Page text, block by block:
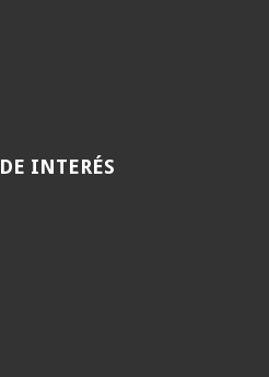
DE INTERÉS